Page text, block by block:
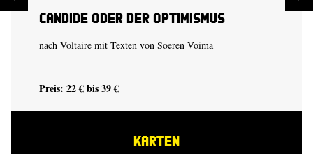
Candide oder der Optimismus
nach Voltaire mit Texten von Soeren Voima
Preis: 22 € bis 39 €
KARTEN